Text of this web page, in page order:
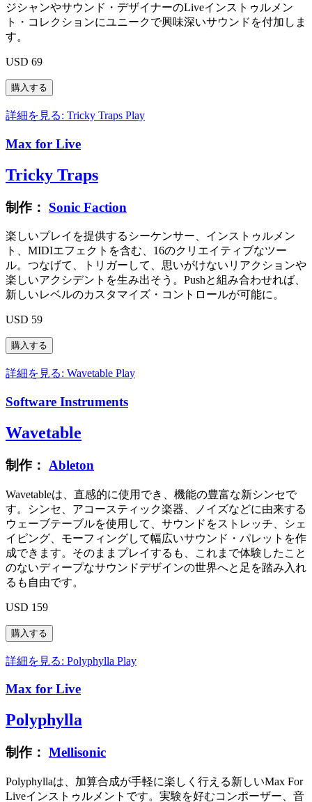
ジシャンやサウンド・デザイナーのLiveインストゥルメン
ト・コレクションにユニークで興味深いサウンドを付加しま
す。
USD 69
詳細を見る: Tricky Traps Play
Max for Live
Tricky Traps
制作： Sonic Faction
楽しいプレイを提供するシーケンサー、インストゥルメン
ト、MIDIエフェクトを含む、16のクリエイティブなツー
ル。つなげて、トリガーして、思いがけないリアクションや
楽しいアクシデントを生み出そう。Pushと組み合わせれば、
新しいレベルのカスタマイズ・コントロールが可能に。
USD 59
詳細を見る: Wavetable Play
Software Instruments
Wavetable
制作： Ableton
Wavetableは、直感的に使用でき、機能の豊富な新シンセで
す。シンセ、アコースティック楽器、ノイズなどに由来する
ウェーブテーブルを使用して、サウンドをストレッチ、シェ
イピング、モーフィングして幅広いサウンド・パレットを作
成できます。そのままプレイするも、これまで体験したこと
のないディープなサウンドデザインの世界へと足を踏み入れ
るも自由です。
USD 159
詳細を見る: Polyphylla Play
Max for Live
Polyphylla
制作： Mellisonic
Polyphyllaは、加算合成が手軽に楽しく行える新しいMax For
Liveインストゥルメントです。実験を好むコンポーザー、音